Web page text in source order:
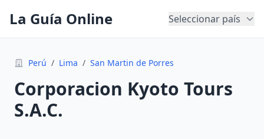
La Guía Online Seleccionar país
Perú / Lima / San Martin de Porres
Corporacion Kyoto Tours
S.A.C.